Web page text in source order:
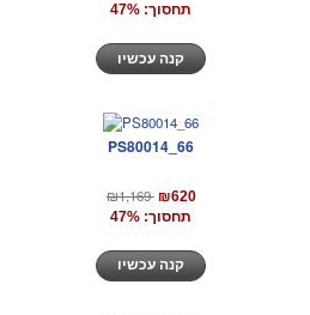
תחסוך: 47%
PS80014_66
₪1,169 ₪620
תחסוך: 47%